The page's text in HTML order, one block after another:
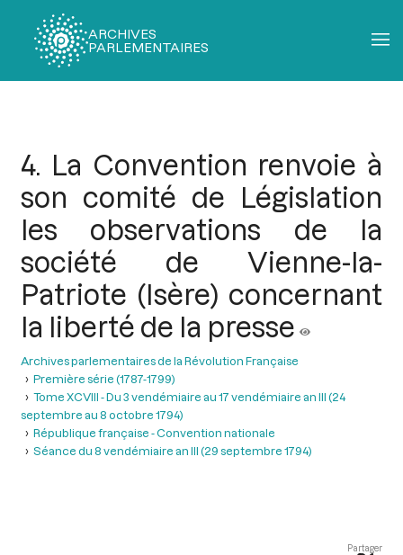
ARCHIVES
PARLEMENTAIRES
4. La Convention renvoie à
son comité de Législation
les observations de la
société de Vienne-la-
Patriote (Isère) concernant
la liberté de la presse
Archives parlementaires de la Révolution Française
Première série (1787-1799)
Tome XCVIII - Du 3 vendémiaire au 17 vendémiaire an III (24
septembre au 8 octobre 1794)
République française - Convention nationale
Séance du 8 vendémiaire an III (29 septembre 1794)
Partager